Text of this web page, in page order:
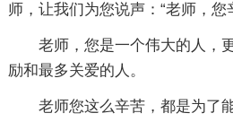
师，让我们为您说声：“老师，您
老师，您是一个伟大的人，
励和最多关爱的人。
老师您这么辛苦，都是为了